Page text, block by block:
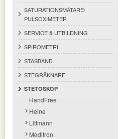
SATURATIONSMÄTARE/
PULSOXIMETER
SERVICE & UTBILDNING
SPIROMETRI
STASBAND
STEGRÄKNARE
STETOSKOP
HandFree
Heine
Littmann
Meditron